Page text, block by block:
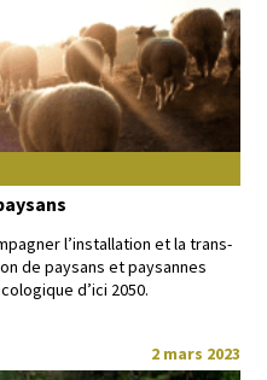
l’in­stal­la­tion et la trans­
de paysans et paysannes
d’i­ci 2050.
2 mars 2023